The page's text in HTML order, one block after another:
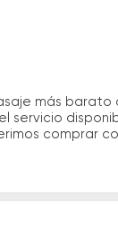
más barato
servicio
comprar